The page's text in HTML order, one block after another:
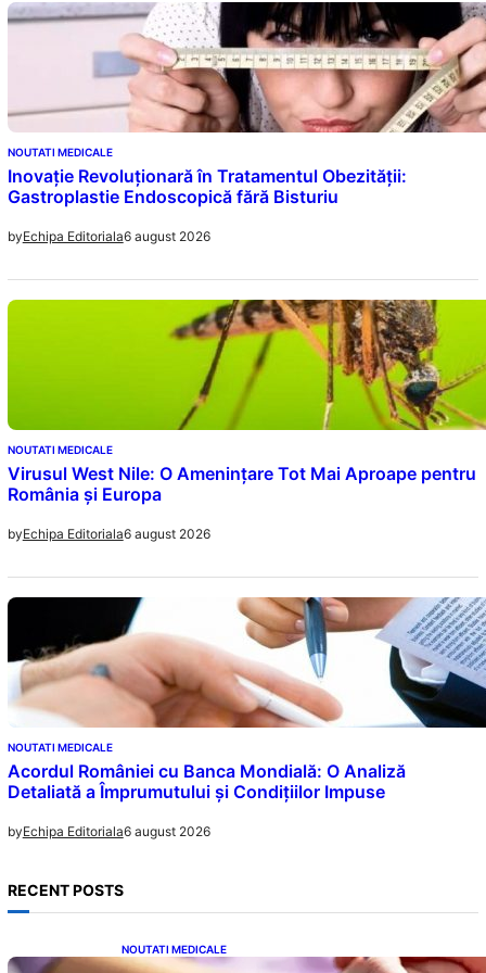
NOUTATI MEDICALE
Inovație Revoluționară în Tratamentul Obezității:
Gastroplastie Endoscopică fără Bisturiu
byEchipa Editoriala6 august 2026
NOUTATI MEDICALE
Virusul West Nile: O Amenințare Tot Mai Aproape pentru
România și Europa
byEchipa Editoriala6 august 2026
NOUTATI MEDICALE
Acordul României cu Banca Mondială: O Analiză
Detaliată a Împrumutului și Condițiilor Impuse
byEchipa Editoriala6 august 2026
RECENT POSTS
NOUTATI MEDICALE